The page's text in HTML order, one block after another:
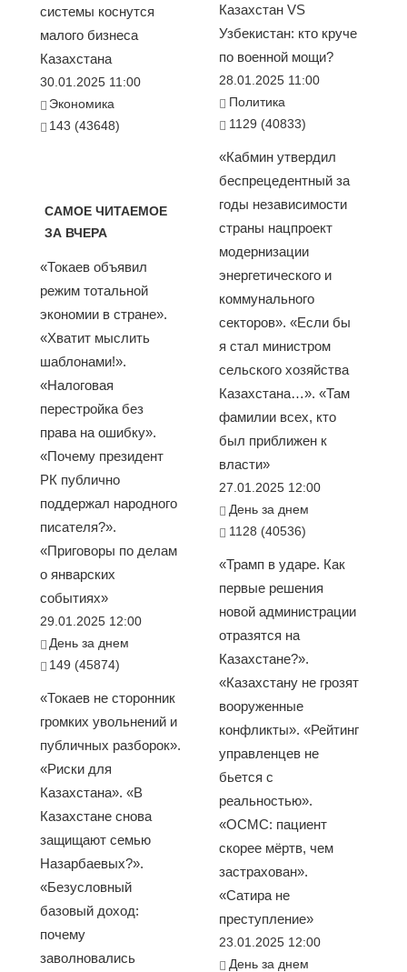
системы коснутся
малого бизнеса
Казахстана
30.01.2025 11:00
Экономика
143 (43648)
САМОЕ ЧИТАЕМОЕ
ЗА ВЧЕРА
«Токаев объявил
режим тотальной
экономии в стране».
«Хватит мыслить
шаблонами!».
«Налоговая
перестройка без
права на ошибку».
«Почему президент
РК публично
поддержал народного
писателя?».
«Приговоры по делам
о январских
событиях»
29.01.2025 12:00
День за днем
149 (45874)
«Токаев не сторонник
громких увольнений и
публичных разборок».
«Риски для
Казахстана». «В
Казахстане снова
защищают семью
Назарбаевых?».
«Безусловный
базовый доход:
почему
заволновались
Казахстан VS
Узбекистан: кто круче
по военной мощи?
28.01.2025 11:00
Политика
1129 (40833)
«Кабмин утвердил
беспрецедентный за
годы независимости
страны нацпроект
модернизации
энергетического и
коммунального
секторов». «Если бы
я стал министром
сельского хозяйства
Казахстана…». «Там
фамилии всех, кто
был приближен к
власти»
27.01.2025 12:00
День за днем
1128 (40536)
«Трамп в ударе. Как
первые решения
новой администрации
отразятся на
Казахстане?».
«Казахстану не грозят
вооруженные
конфликты». «Рейтинг
управленцев не
бьется с
реальностью».
«ОСМС: пациент
скорее мёртв, чем
застрахован».
«Сатира не
преступление»
23.01.2025 12:00
День за днем